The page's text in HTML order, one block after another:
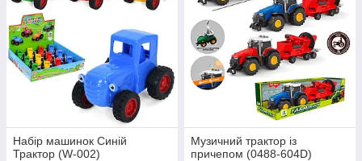
Набір машинок Синій
Трактор (W-002)
Музичний трактор із
причепом (0488-604D)